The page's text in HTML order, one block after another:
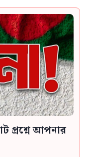
প্রশ্নে আপনার